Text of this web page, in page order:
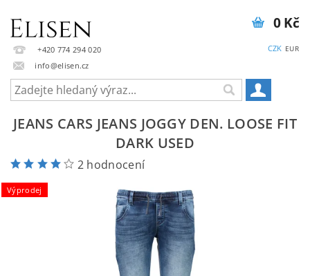
+420 774 294 020
info@elisen.cz
CZK EUR
0 Kč
JEANS CARS JEANS JOGGY DEN. LOOSE FIT
DARK USED
2 hodnocení
Výprodej